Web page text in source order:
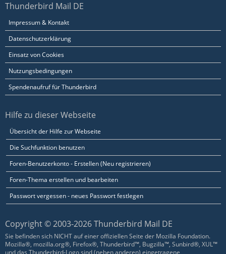
Thunderbird Mail DE
Impressum & Kontakt
Datenschutzerklärung
Einsatz von Cookies
Nutzungsbedingungen
Spendenaufruf für Thunderbird
Hilfe zu dieser Webseite
Übersicht der Hilfe zur Webseite
Die Suchfunktion benutzen
Foren-Benutzerkonto - Erstellen (Neu registrieren)
Foren-Thema erstellen und bearbeiten
Passwort vergessen - neues Passwort festlegen
Copyright © 2003-2026 Thunderbird Mail DE
Sie befinden sich NICHT auf einer offiziellen Seite der Mozilla Foundation.
Mozilla®, mozilla.org®, Firefox®, Thunderbird™, Bugzilla™, Sunbird®, XUL™